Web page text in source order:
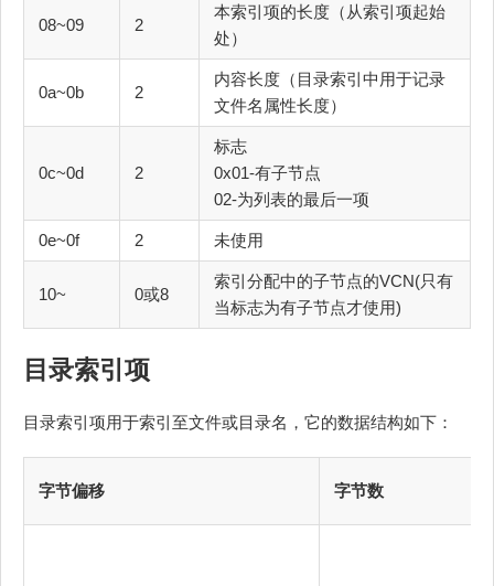
08~09 2
本索引项的长度（从索引项起始
处）
0a~0b 2
内容长度（目录索引中用于记录
文件名属性长度）
0c~0d 2
标志
0x01-有子节点
02-为列表的最后一项
0e~0f 2 未使用
10~ 0或8
索引分配中的子节点的VCN(只有
当标志为有子节点才使用)
目录索引项
目录索引项用于索引至文件或目录名，它的数据结构如下：
字节偏移 字节数